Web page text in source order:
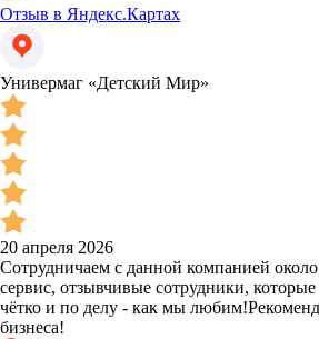
Отзыв в Яндекс.Картах
Универмаг «Детский Мир»
20 апреля 2026
Сотрудничаем с данной компанией
сервис, отзывчивые сотрудники, которые
чётко и по делу - как мы
бизнеса!